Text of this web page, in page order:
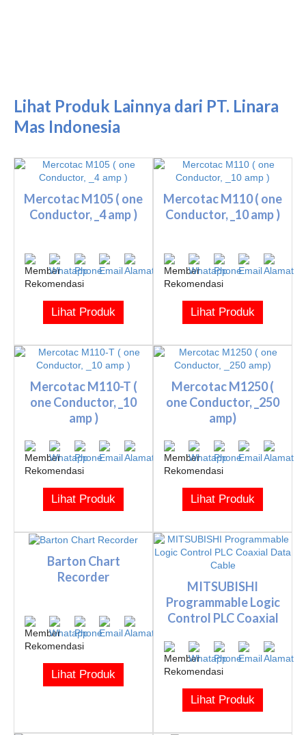
Lihat Produk Lainnya dari PT. Linara
Mas Indonesia
Mercotac M105 ( one
Conductor, _4 amp )
Lihat Produk
Mercotac M110 ( one
Conductor, _10 amp )
Lihat Produk
Mercotac M110-T (
one Conductor, _10
amp )
Lihat Produk
Mercotac M1250 (
one Conductor, _250
amp)
Lihat Produk
Barton Chart
Recorder
Lihat Produk
MITSUBISHI
Programmable Logic
Control PLC Coaxial
Lihat Produk